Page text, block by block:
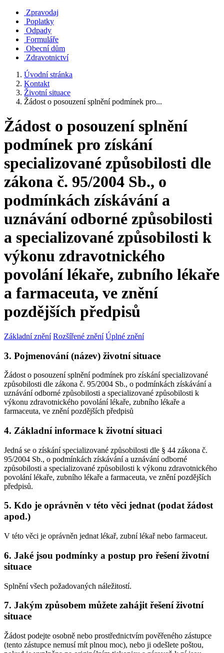
Zpravodaj
Poplatky
Odpady
Formuláře
Obecní dům
Zdravotnictví
Úvodní stránka
Kontakt
Životní situace
Žádost o posouzení splnění podmínek pro...
Žádost o posouzení splnění
podmínek pro získání
specializované způsobilosti dle
zákona č. 95/2004 Sb., o
podmínkách získávání a
uznávání odborné způsobilosti
a specializované způsobilosti k
výkonu zdravotnického
povolání lékaře, zubního lékaře
a farmaceuta, ve znění
pozdějších předpisů
Základní znění Rozšířené znění Úplné znění
3. Pojmenování (název) životní situace
Žádost o posouzení splnění podmínek pro získání specializované
způsobilosti dle zákona č. 95/2004 Sb., o podmínkách získávání a
uznávání odborné způsobilosti a specializované způsobilosti k
výkonu zdravotnického povolání lékaře, zubního lékaře a
farmaceuta, ve znění pozdějších předpisů
4. Základní informace k životní situaci
Jedná se o získání specializované způsobilosti dle § 44 zákona č.
95/2004 Sb., o podmínkách získávání a uznávání odborné
způsobilosti a specializované způsobilosti k výkonu zdravotnického
povolání lékaře, zubního lékaře a farmaceuta, ve znění pozdějších
předpisů.
5. Kdo je oprávněn v této věci jednat (podat žádost
apod.)
V této věci je oprávněn jednat lékař, zubní lékař nebo farmaceut.
6. Jaké jsou podmínky a postup pro řešení životní
situace
Splnění všech požadovaných náležitostí.
7. Jakým způsobem můžete zahájit řešení životní
situace
Žádost podejte osobně nebo prostřednictvím pověřeného zástupce
(tento zástupce nemusí mít plnou moc), nebo ji odešlete poštou,